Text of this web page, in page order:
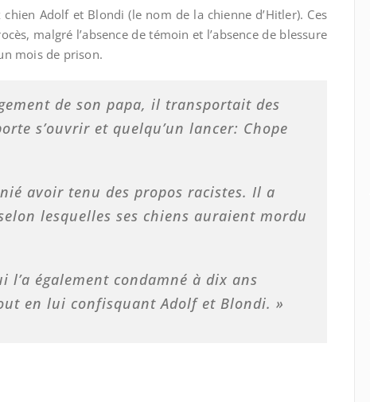
Adolf et Blondi (le nom de la chienne d’Hitler). Ces
malgré l’absence de témoin et l’absence de blessure
mois de prison.
de son papa, il transportait des
s’ouvrir et quelqu’un lancer: Chope
avoir tenu des propos racistes. Il a
lesquelles ses chiens auraient mordu
également condamné à dix ans
en lui confisquant Adolf et Blondi. »